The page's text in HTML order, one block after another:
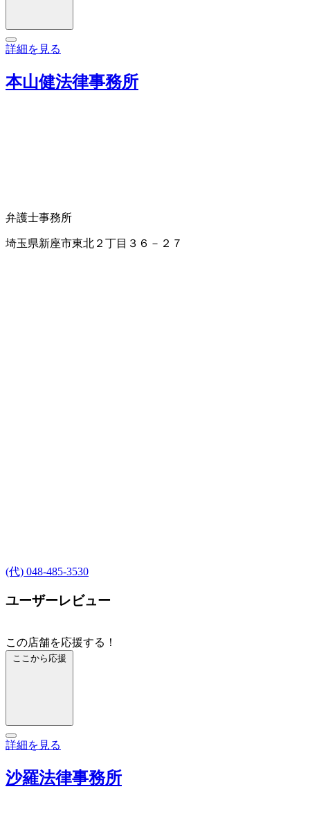
詳細を見る
本山健法律事務所
弁護士事務所
埼玉県新座市東北２丁目３６－２７
(代) 048-485-3530
ユーザーレビュー
この店舗を応援する！
ここから応援
詳細を見る
沙羅法律事務所